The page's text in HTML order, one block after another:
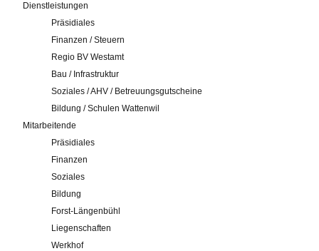
Dienstleistungen
Präsidiales
Finanzen / Steuern
Regio BV Westamt
Bau / Infrastruktur
Soziales / AHV / Betreuungsgutscheine
Bildung / Schulen Wattenwil
Mitarbeitende
Präsidiales
Finanzen
Soziales
Bildung
Forst-Längenbühl
Liegenschaften
Werkhof